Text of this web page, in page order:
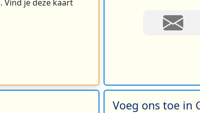
Vind je deze kaart
Voeg ons toe in